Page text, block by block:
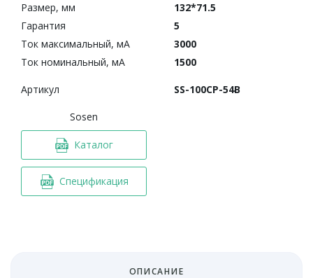
Размер, мм
132*71.5
Гарантия
5
Ток максимальный, мА
3000
Ток номинальный, мА
1500
Артикул SS-100CP-54B
Sosen
Каталог
Спецификация
ОПИСАНИЕ